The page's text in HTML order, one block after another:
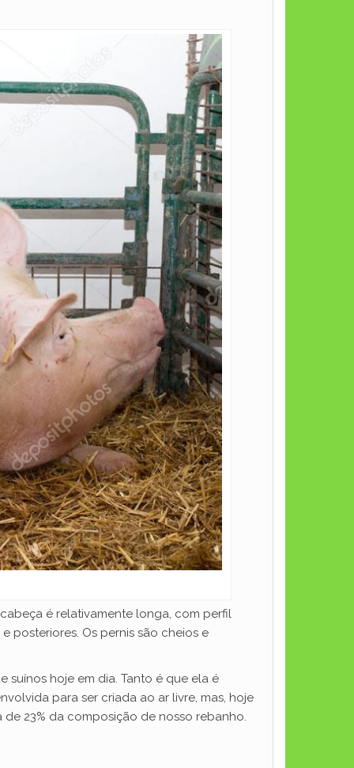
é relativamente longa, com perfil
posteriores. Os pernis são cheios e
suínos hoje em dia. Tanto é que ela é
para ser criada ao ar livre, mas, hoje
23% da composição de nosso rebanho.